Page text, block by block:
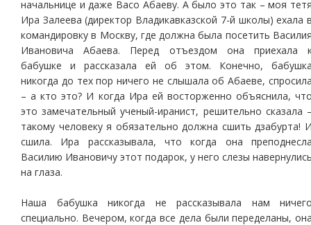
начальнице и даже Васо Абаеву. А было это так – моя
Ира Залеева (директор Владикавказской 7-й школы) ехала
командировку в Москву, где должна была посетить
Ивановича Абаева. Перед отъездом она приехала
бабушке и рассказала ей об этом. Конечно,
никогда до тех пор ничего не слышала об Абаеве,
– а кто это? И когда Ира ей восторженно объяснила,
это замечательный ученый-иранист, решительно сказала
такому человеку я обязательно должна сшить дзабурта!
сшила. Ира рассказывала, что когда она
Василию Ивановичу этот подарок, у него слезы
на глаза.
Наша бабушка никогда не рассказывала нам
специально. Вечером, когда все дела были переделаны,